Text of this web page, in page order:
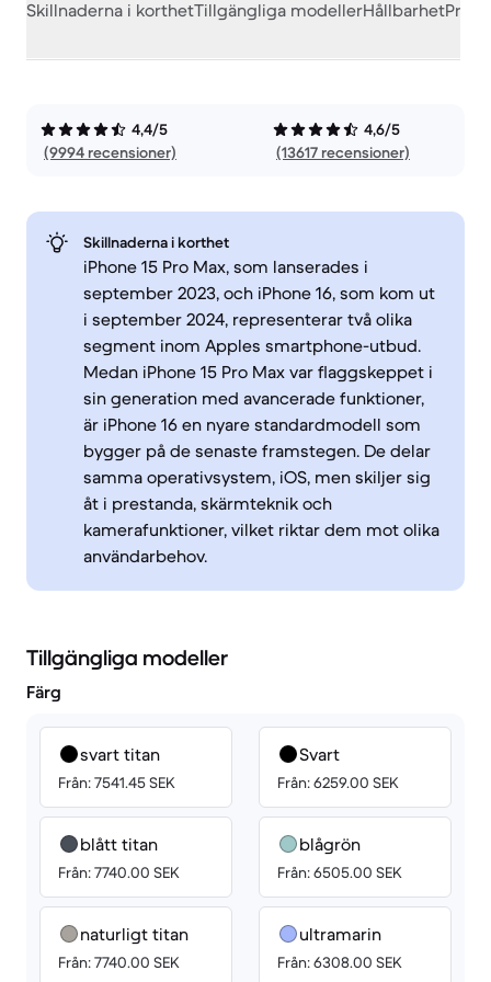
Skillnaderna i korthetTillgängliga modellerHållbarhet
4,4/5
(9994 recensioner)
4,6/5
(13617 recensioner)
Skillnaderna i korthet
iPhone 15 Pro Max, som lanserades i
september 2023, och iPhone 16, som kom ut
i september 2024, representerar två olika
segment inom Apples smartphone-utbud.
Medan iPhone 15 Pro Max var flaggskeppet i
sin generation med avancerade funktioner,
är iPhone 16 en nyare standardmodell som
bygger på de senaste framstegen. De delar
samma operativsystem, iOS, men skiljer sig
åt i prestanda, skärmteknik och
kamerafunktioner, vilket riktar dem mot olika
användarbehov.
Tillgängliga modeller
Färg
svart titan
Från: 7541.45 SEK
blått titan
Från: 7740.00 SEK
naturligt titan
Från: 7740.00 SEK
Svart
Från: 6259.00 SEK
blågrön
Från: 6505.00 SEK
ultramarin
Från: 6308.00 SEK